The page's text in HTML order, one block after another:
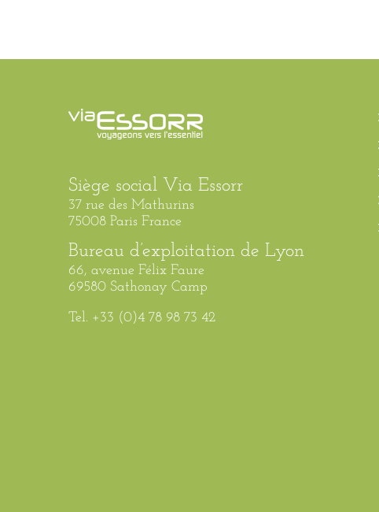
Siège social Via Essorr
37 rue des Mathurins
75008 Paris France
Bureau d’exploitation de Lyon
66, avenue Félix Faure
69580 Sathonay Camp
Tel. +33 (0)4 78 98 73 42